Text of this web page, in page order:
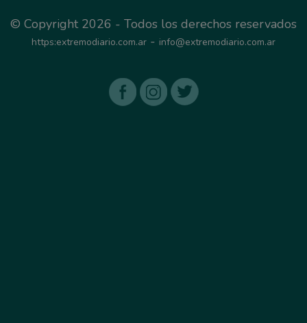
© Copyright 2026 - Todos los derechos reservados
https:extremodiario.com.ar - info@extremodiario.com.ar